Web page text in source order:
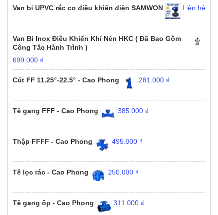
Van bi UPVC rắc co điều khiển điện SAMWON Liên hệ
Van Bi Inox Điều Khiển Khí Nén HKC ( Đã Bao Gồm
Công Tắc Hành Trình )
699.000 ₫
Cút FF 11.25°-22.5° - Cao Phong 281.000 ₫
Tê gang FFF - Cao Phong 385.000 ₫
Thập FFFF - Cao Phong 495.000 ₫
Tê lọc rác - Cao Phong 250.000 ₫
Tê gang ốp - Cao Phong 311.000 ₫